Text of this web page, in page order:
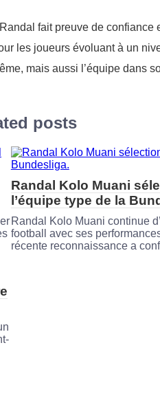
fait preuve de
les joueurs évoluant à un
mais aussi l’équipe dans
posts
Randal Kolo Muani
l’équipe type de la
Randal Kolo Muani continue
football avec ses
récente reconnaissance a